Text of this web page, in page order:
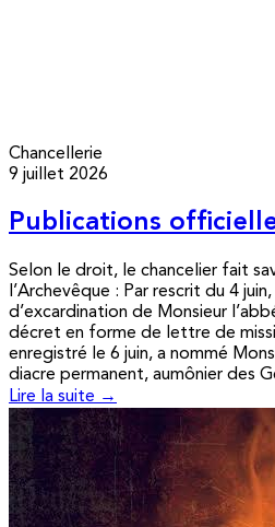
Chancellerie
9 juillet 2026
Publications
Selon le droit, le chancelier fait
l’Archevêque : Par rescrit du 4
d’excardination de Monsieur
décret en forme de lettre de
enregistré le 6 juin, a nommé
diacre permanent, aumônier des
Lire la suite →